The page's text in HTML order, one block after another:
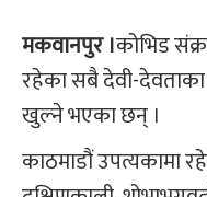
मकवानपुर ।कोभिड
रहेका सबै देवी-
खुल्ने भएका छन् ।
काठमाडौं उपत्यकामा